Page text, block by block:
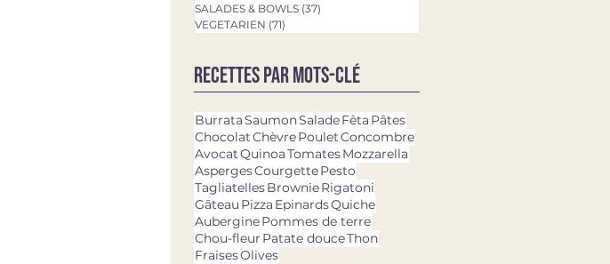
SALADES & BOWLS (37)
VEGETARIEN (71)
Recettes par mots-clé
BurrataSaumonSaladeFêta Pâtes
ChocolatChèvrePouletConcombre
AvocatQuinoaTomatesMozzarella
AspergesCourgettePesto
TagliatellesBrownieRigatoni
Gâteau Pizza EpinardsQuiche
AuberginePommes de terre
Chou-fleur Patate douceThon
FraisesOlives